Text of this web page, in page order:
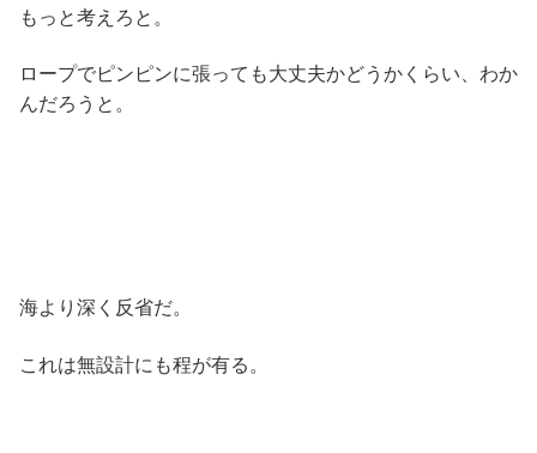
もっと考えろと。
ロープでピンピンに張っても大丈夫かどうかくらい、わか
んだろうと。
海より深く反省だ。
これは無設計にも程が有る。